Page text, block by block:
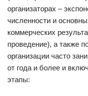
организаторах –
численности и
коммерческих
проведение), а также
организации часто
от года и более и
этапы: